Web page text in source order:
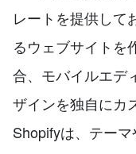
レートを提供して
るウェブサイトを
合、モバイルエデ
ザインを独自にカ
Shopifyは、テー